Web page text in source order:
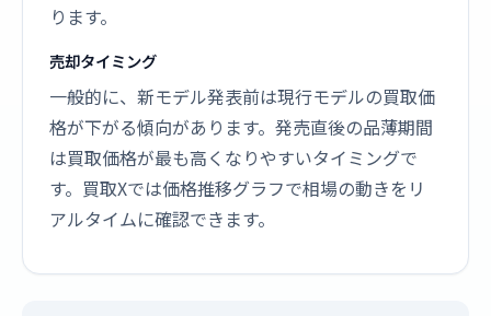
ります。
売却タイミング
一般的に、新モデル発表前は現行モデルの買取価
格が下がる傾向があります。発売直後の品薄期間
は買取価格が最も高くなりやすいタイミングで
す。買取Xでは価格推移グラフで相場の動きをリ
アルタイムに確認できます。